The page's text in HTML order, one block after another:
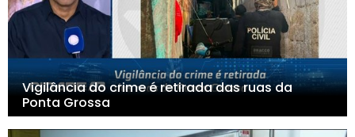
Vigilância do crime é retirada das ruas da
Ponta Grossa